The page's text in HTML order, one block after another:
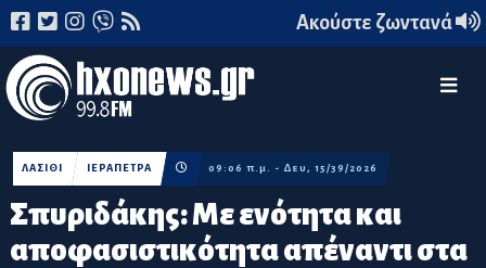
Ακούστε ζωντανά
Σπυριδάκης: Με ενότητα και
αποφασιστικότητα απέναντι στα
ΛΑΣΙΘΙ ΙΕΡΑΠΕΤΡΑ 09:06 π.μ. - Δευ, 15/39/2026